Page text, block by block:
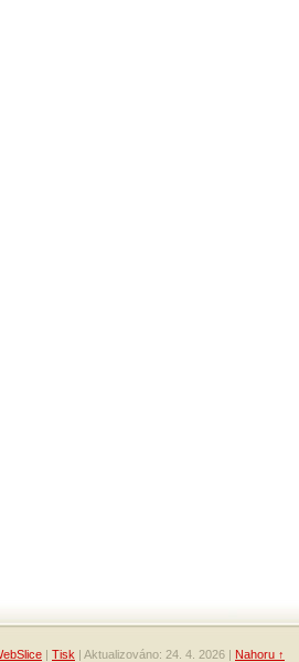
| Tisk | Aktualizováno: 24. 4. 2026 | Nahoru ↑